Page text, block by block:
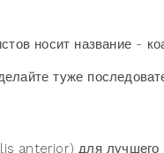
носит название -
туже
anterior) для лучшего